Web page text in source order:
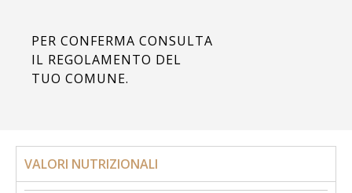
PER CONFERMA CONSULTA
IL REGOLAMENTO DEL
TUO COMUNE.
VALORI NUTRIZIONALI